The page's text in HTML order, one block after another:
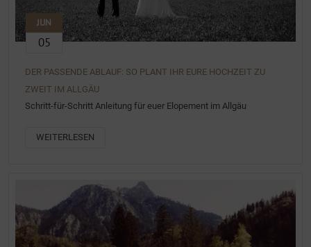
JUN
05
DER PASSENDE ABLAUF: SO PLANT IHR EURE HOCHZEIT ZU
ZWEIT IM ALLGÄU
Schritt-für-Schritt Anleitung für euer Elopement im Allgäu
WEITERLESEN